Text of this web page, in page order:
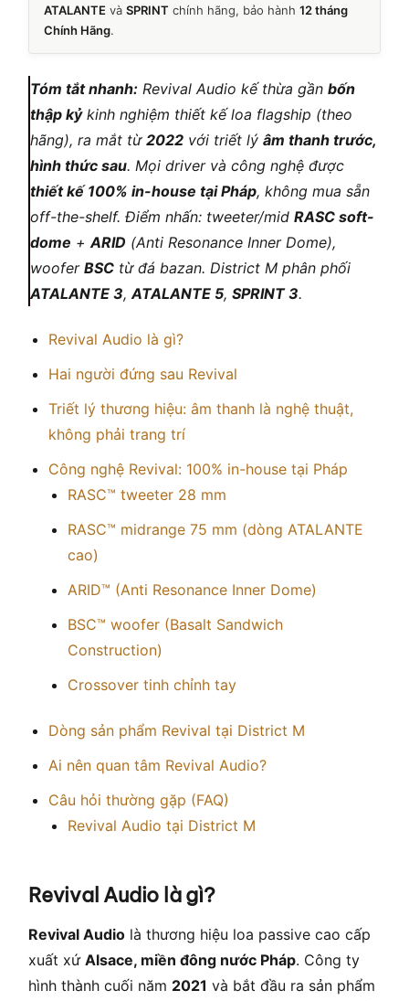
ATALANTE và SPRINT chính hãng, bảo hành 12 tháng
Chính Hãng.
Tóm tắt nhanh: Revival Audio kế thừa gần bốn
thập kỷkinh nghiệm thiết kế loa flagship (theo
hãng), ra mắt từ 2022 với triết lý âm thanh trước,
hình thức sau. Mọi driver và công nghệ được
thiết kế 100% in-house tại Pháp, không mua sẵn
off-the-shelf. Điểm nhấn: tweeter/mid RASC soft-
dome +ARID (Anti Resonance Inner Dome),
woofer BSC từ đá bazan. District M phân phối
ATALANTE 3,ATALANTE 5, SPRINT 3.
Revival Audio là gì?
Hai người đứng sau Revival
Triết lý thương hiệu: âm thanh là nghệ thuật,
không phải trang trí
Công nghệ Revival: 100% in-house tại Pháp
RASC™ tweeter 28 mm
RASC™ midrange 75 mm (dòng ATALANTE
cao)
ARID™ (Anti Resonance Inner Dome)
BSC™ woofer (Basalt Sandwich
Construction)
Crossover tinh chỉnh tay
Dòng sản phẩm Revival tại District M
Ai nên quan tâm Revival Audio?
Câu hỏi thường gặp (FAQ)
Revival Audio tại District M
Revival Audio là gì?
Revival Audio là thương hiệu loa passive cao cấp
xuất xứ Alsace, miền đông nước Pháp. Công ty
hình thành cuối năm 2021 và bắt đầu ra sản phẩm